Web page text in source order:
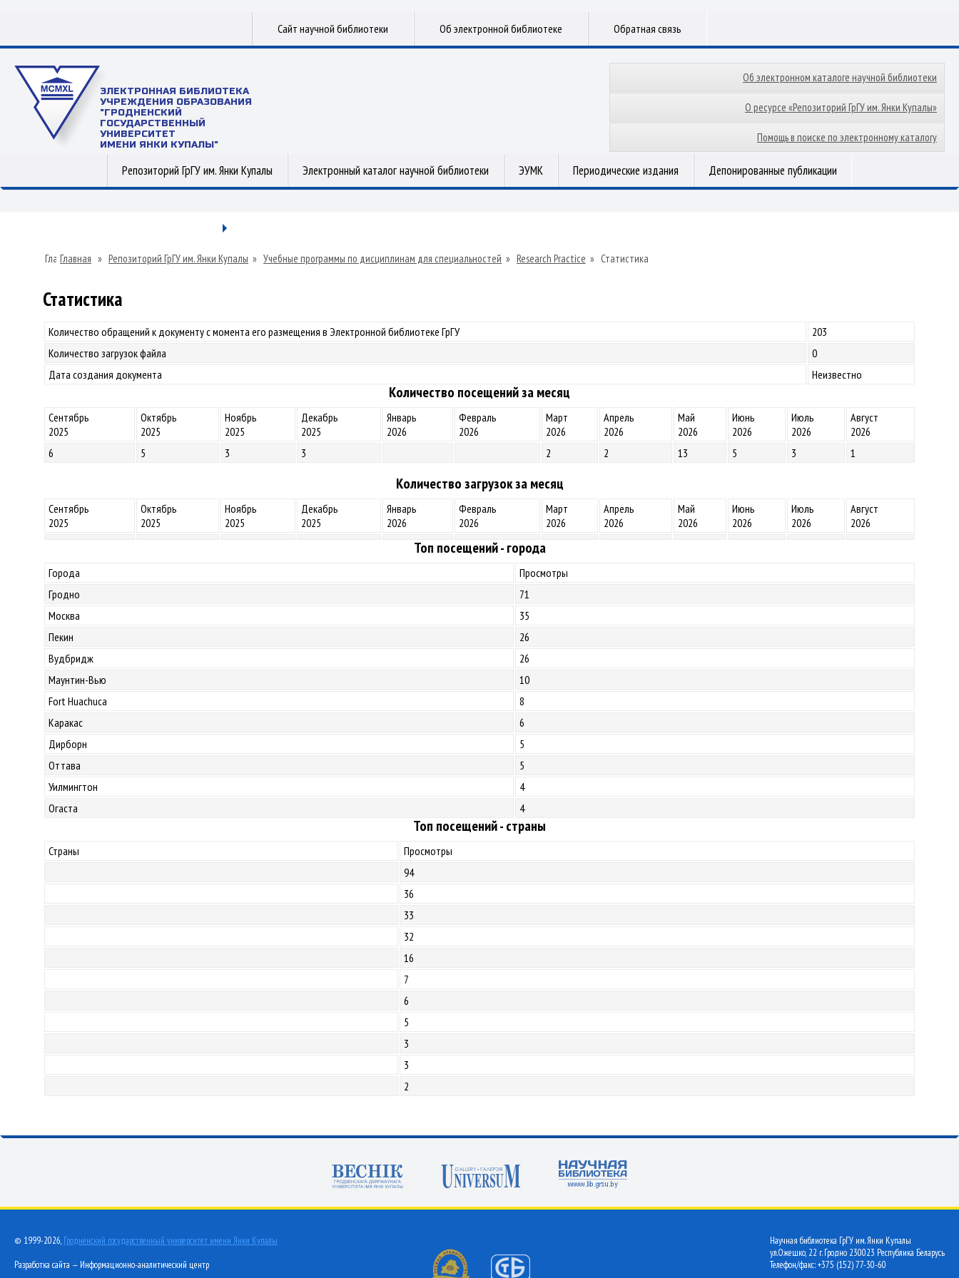
Сайт научной библиотеки Об электронной библиотеке Обратная связь
ЭЛЕКТРОННАЯ БИБЛИОТЕКА
УЧРЕЖДЕНИЯ ОБРАЗОВАНИЯ
"ГРОДНЕНСКИЙ
ГОСУДАРСТВЕННЫЙ
УНИВЕРСИТЕТ
ИМЕНИ ЯНКИ КУПАЛЫ"
Об электронном каталоге научной библиотеки
О ресурсе «Репозиторий ГрГУ им. Янки Купалы»
Помощь в поиске по электронному каталогу
Репозиторий ГрГУ им. Янки Купалы Электронный каталог научной библиотеки ЭУМК Периодические издания Депонированные публикации
Главная » Репозиторий ГрГУ им. Янки Купалы » Учебные программы по дисциплинам для специальностей » Research Practice » Статистика
Статистика
Количество обращений к документу с момента его размещения в Электронной библиотеке ГрГУ
203
Количество загрузок файла
0
Дата создания документа
Неизвестно
Количество посещений за месяц
Сентябрь
2025
Октябрь
2025
Ноябрь
2025
Декабрь
2025
Январь
2026
Февраль
2026
Март
2026
Апрель
2026
Май
2026
Июнь
2026
Июль
2026
Август
2026
6
5 3 3 2 2 13 5 3 1
Количество загрузок за месяц
Сентябрь
2025
Октябрь
2025
Ноябрь
2025
Декабрь
2025
Январь
2026
Февраль
2026
Март
2026
Апрель
2026
Май
2026
Июнь
2026
Июль
2026
Август
2026
Топ посещений - города
Города
Просмотры
Гродно
71
Москва
35
Пекин
26
Вудбридж
26
Маунтин-Вью
10
Fort Huachuca
8
Каракас
6
Дирборн
5
Оттава
5
Уилмингтон
4
Огаста
4
Топ посещений - страны
Страны
Просмотры
94
36
33
32
16
7
6
5
3
3
2
© 1999-2026, Гродненский государственный университет имени Янки Купалы
Разработка сайта — Информационно-аналитический центр
Научная библиотека ГрГУ им. Янки Купалы
ул.Ожешко, 22 г. Гродно 230023 Республика Беларусь
Телефон/факс: +375 (152) 77-30-60